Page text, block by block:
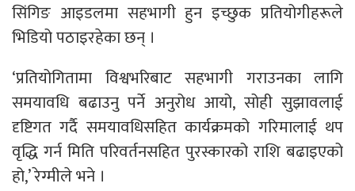
सिंगिङ आइडलमा सहभागी हुन इच्छुक प्रतियोगीहरूले
भिडियो पठाइरहेका छन् ।
‘प्रतियोगितामा विश्वभरिबाट सहभागी गराउनका लागि
समयावधि बढाउनु पर्ने अनुरोध आयो, सोही सुझावलाई
दृष्टिगत गर्दै समयावधिसहित कार्यक्रमको गरिमालाई थप
वृद्धि गर्न मिति परिवर्तनसहित पुरस्कारको राशि बढाइएको
हो,’ रेग्मीले भने ।